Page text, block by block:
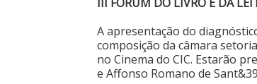
A apresentação do
composição da câmara
no Cinema do CIC. Estarão
e Affonso Romano de